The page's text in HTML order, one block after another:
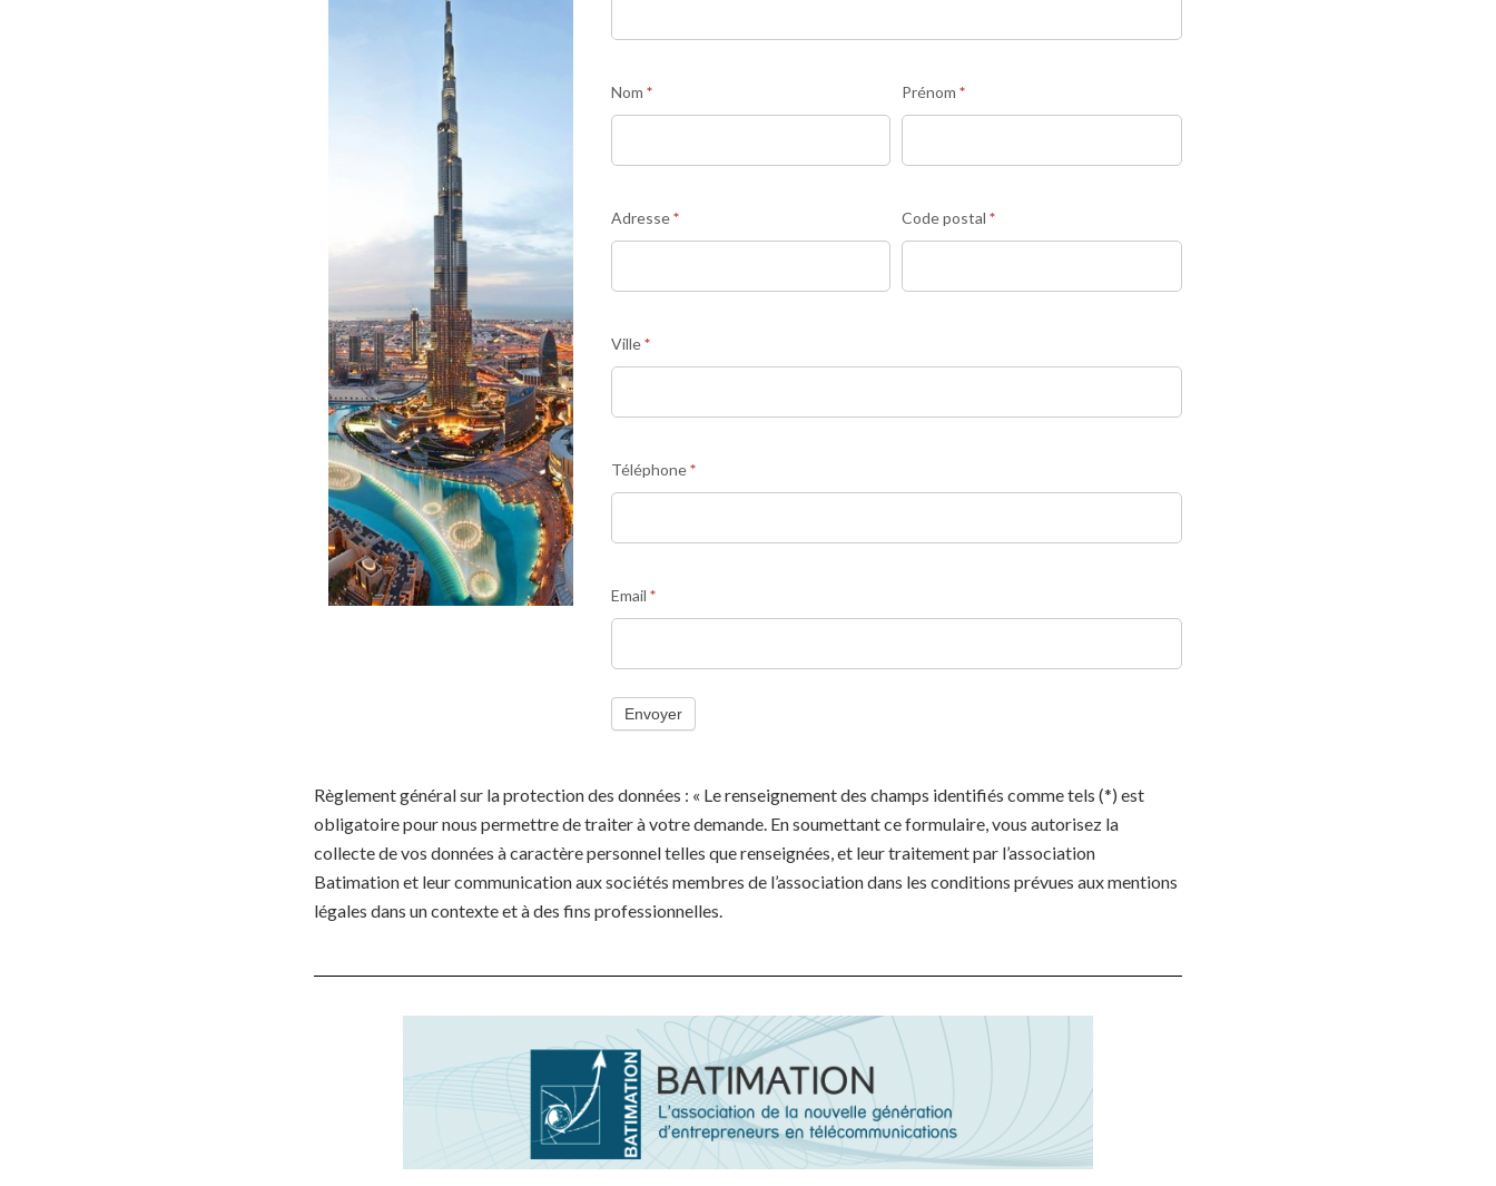
TRAVAIL
C4B
Nom * Prénom*
Adresse* Code postal*
Ville*
Téléphone*
Email *
Envoyer
Règlement général sur la protection des données : « Le renseignement des champs identifiés comme tels (*) est
obligatoire pour nous permettre de traiter à votre demande. En soumettant ce formulaire, vous autorisez la
collecte de vos données à caractère personnel telles que renseignées, et leur traitement par l’association
Batimation et leur communication aux sociétés membres de l’association dans les conditions prévues aux mentions
légales dans un contexte et à des fins professionnelles.